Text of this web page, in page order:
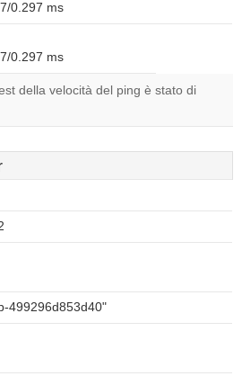
0.297 ms
0.297 ms
della velocità del ping è stato di
499296d853d40"